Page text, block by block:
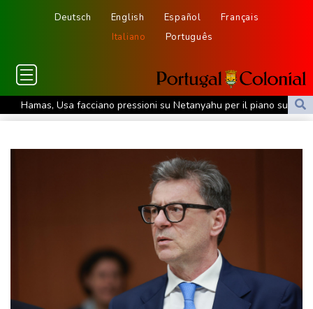
Deutsch English Español
Français
Italiano
Português
Hamas, Usa facciano pressioni su Netanyahu per il piano su
Gaza
La giunta del Myanmar dice no all'Asean per la liberazione di Suu
Breve tregua temporalesca, poi caldo record per la settimana di
Breve tregua temporalesca, poi caldo record per la settimana di
James Gray, le speranze in 'Paper Tiger' si infrangono come nel